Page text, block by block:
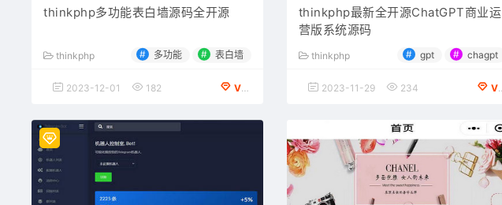
thinkphp多功能表白墙源码全开源
thinkphp # 多功能 # 表白墙
2023-12-01 182 VIP会员专享
thinkphp最新全开源ChatGPT商业运
营版系统源码
thinkphp # gpt # chagpt
2023-11-29 234 VIP会员专享